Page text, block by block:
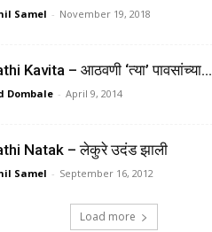
Samel - November 19, 2018
Kavita – आठवणी ‘त्या’ पावसांच्या…
Dombale - April 9, 2014
Natak – लेकुरे उदंड झाली
Samel - September 16, 2012
Load more